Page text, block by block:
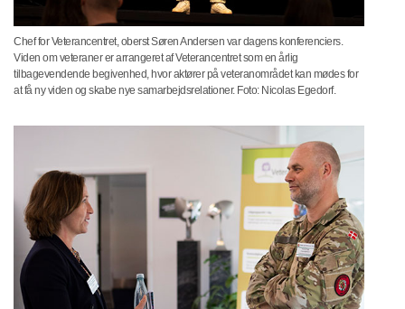
Chef for Veterancentret, oberst Søren Andersen var dagens konferenciers.
Viden om veteraner er arrangeret af Veterancentret som en årlig
tilbagevendende begivenhed, hvor aktører på veteranområdet kan mødes for
at få ny viden og skabe nye samarbejdsrelationer. Foto: Nicolas Egedorf.